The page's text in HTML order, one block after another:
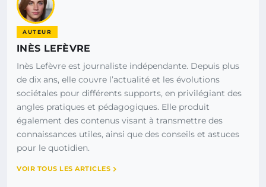
AUTEUR
INÈS LEFÈVRE
Inès Lefèvre est journaliste indépendante. Depuis plus
de dix ans, elle couvre l’actualité et les évolutions
sociétales pour différents supports, en privilégiant des
angles pratiques et pédagogiques. Elle produit
également des contenus visant à transmettre des
connaissances utiles, ainsi que des conseils et astuces
pour le quotidien.
VOIR TOUS LES ARTICLES